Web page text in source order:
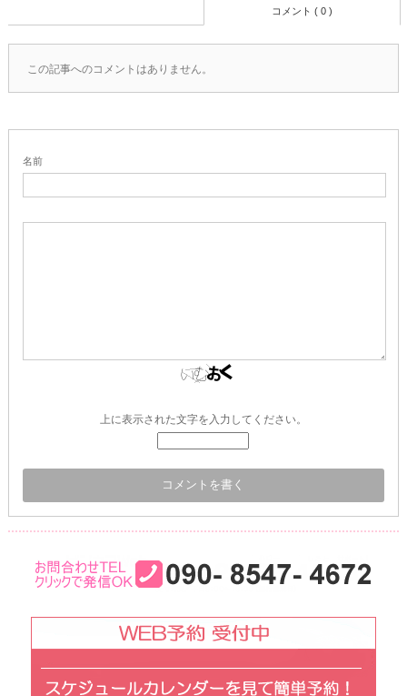
コメント ( 0 )
この記事へのコメントはありません。
名前
上に表示された文字を入力してください。